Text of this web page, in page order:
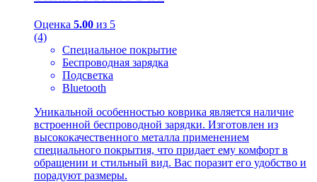
Оценка 5.00 из 5
(4)
Специальное покрытие
Беспроводная зарядка
Подсветка
Bluetooth
Уникальной особенностью коврика является наличие
встроенной беспроводной зарядки. Изготовлен из
высококачественного металла применением
специального покрытия, что придает ему комфорт в
обращении и стильный вид. Вас поразит его удобство и
порадуют размеры.